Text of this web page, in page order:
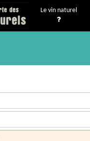
Le vin naturel